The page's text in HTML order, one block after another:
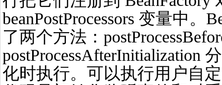
beanPostProcessors 变量中。
了两个方法：
postProcessAfterInitialization
化时执行。可以执行用户自